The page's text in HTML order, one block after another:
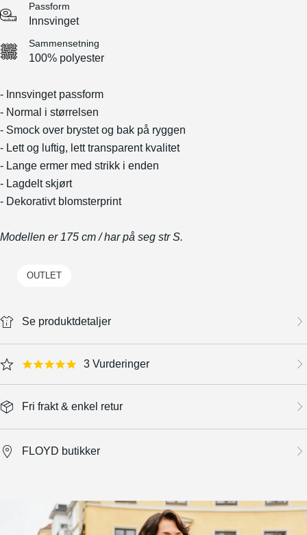
Passform
Innsvinget
Sammensetning
100% polyester
- Innsvinget passform
- Normal i størrelsen
- Smock over brystet og bak på ryggen
- Lett og luftig, lett transparent kvalitet
- Lange ermer med strikk i enden
- Lagdelt skjørt
- Dekorativt blomsterprint
Modellen er 175 cm / har på seg str S.
OUTLET
Se produktdetaljer
5.0 star rating 3 Vurderinger
Fri frakt & enkel retur
FLOYD butikker